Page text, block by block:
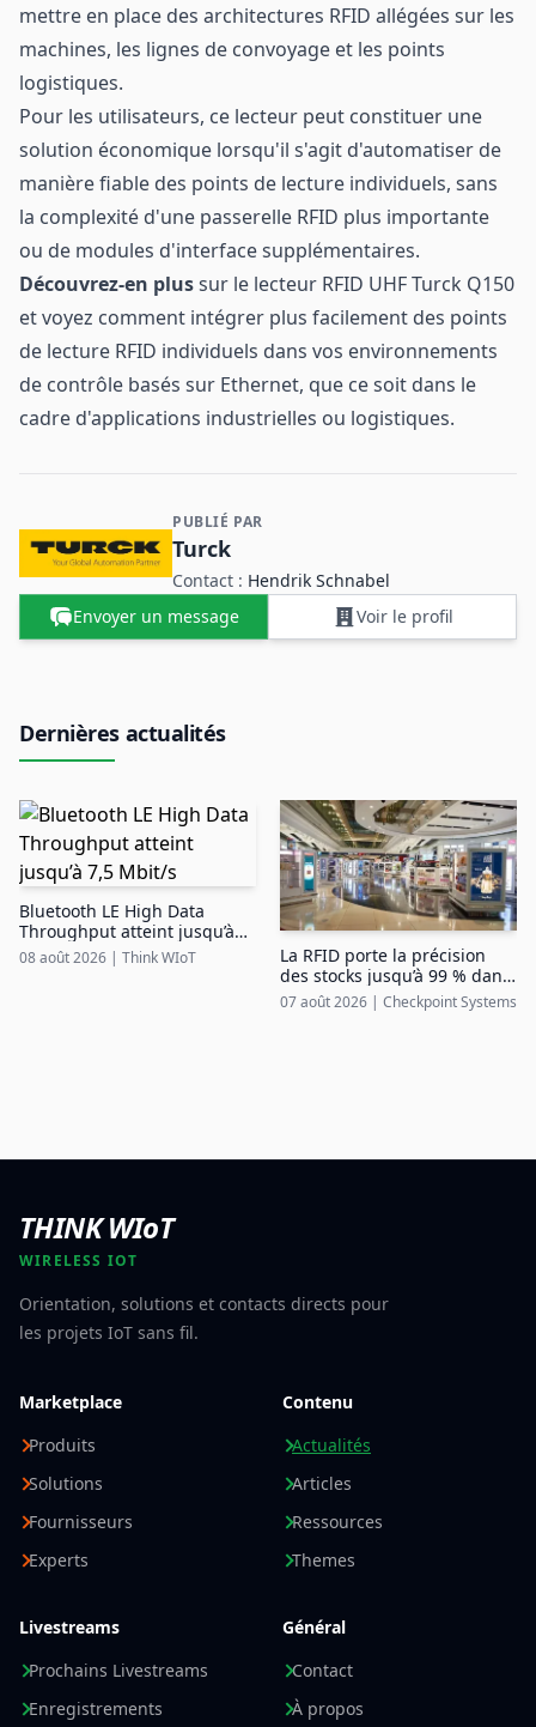
mettre en place des architectures RFID allégées sur les
machines, les lignes de convoyage et les points
logistiques.
Pour les utilisateurs, ce lecteur peut constituer une
solution économique lorsqu'il s'agit d'automatiser de
manière fiable des points de lecture individuels, sans
la complexité d'une passerelle RFID plus importante
ou de modules d'interface supplémentaires.
Découvrez-en plussur le lecteur RFID UHF Turck Q150
et voyez comment intégrer plus facilement des points
de lecture RFID individuels dans vos environnements
de contrôle basés sur Ethernet, que ce soit dans le
cadre d'applications industrielles ou logistiques.
Contact et informations sur l'entreprise
PUBLIÉ PAR
Turck
Contact : Hendrik Schnabel
Envoyer un message
Voir le profil
Dernières actualités
Bluetooth LE High Data
Throughput atteint jusqu’à
7,5 Mbit/s
08 août 2026 | Think WIoT
La RFID porte la précision
des stocks jusqu’à 99 % dans
le duty free aéroportuaire
07 août 2026 | Checkpoint Systems
THINK WIoT
WIRELESS IOT
Orientation, solutions et contacts directs pour
les projets IoT sans fil.
Marketplace
Produits
Solutions
Fournisseurs
Experts
Contenu
Actualités
Articles
Ressources
Themes
Livestreams
Prochains Livestreams
Enregistrements
Général
Contact
À propos